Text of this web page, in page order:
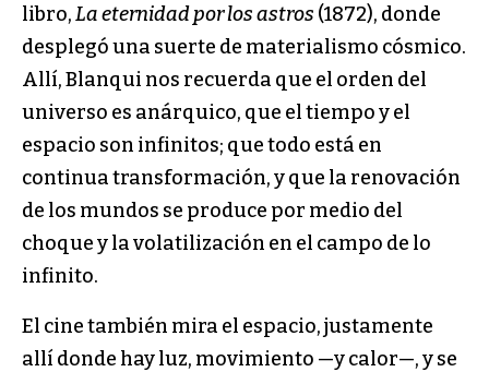
libro,La eternidad por los astros (1872), donde
desplegó una suerte de materialismo cósmico.
Allí, Blanqui nos recuerda que el orden del
universo es anárquico, que el tiempo y el
espacio son infinitos; que todo está en
continua transformación, y que la renovación
de los mundos se produce por medio del
choque y la volatilización en el campo de lo
infinito.
El cine también mira el espacio, justamente
allí donde hay luz, movimiento —y calor—, y se